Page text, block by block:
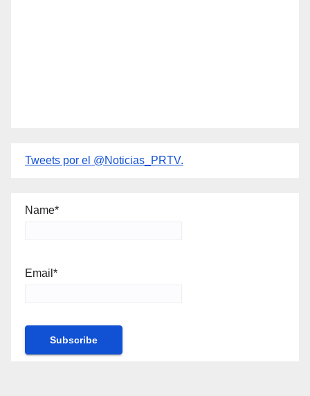
Tweets por el @Noticias_PRTV.
Name*
Email*